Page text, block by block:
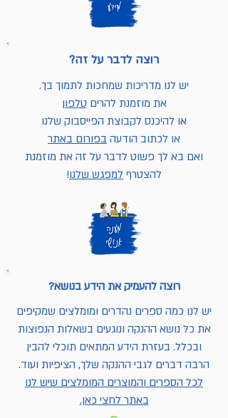
רוצה לדבר על זה?
יש לנו מדריכות שמחכות לתמוך בך.
את מוזמנת להרים טלפון
או להיכנס לקבוצת הפייסבוק שלנו
או לכתוב הודעה בפורום באתר
ואם בא לך פשוט לדבר על זה את מוזמנת
להצטרף למפגש שלנו!
רוצה להעמיק את הידע בנושא?
יש לנו כמה ספרים נהדרים ומומלצים שמקיפים
את כל נושא ההנקה ונוגעים בשאלות הנפוצות
ובכלל. בעזרת הידע המתאים תוכלי להבין
הרבה דברים לגבי ההנקה שלך, הציפיות ועוד.
לכל הספרים והמוצרים המומלצים שיש לנו
באתר לחצי כאן.